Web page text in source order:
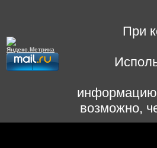
При
информацию
возможно,